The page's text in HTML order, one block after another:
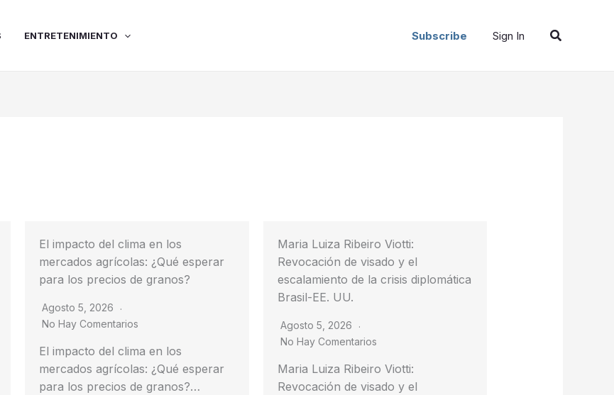
ENTRETENIMIENTO Subscribe Sign In Buscar
El impacto del clima en los
mercados agrícolas: ¿Qué esperar
para los precios de granos?
Agosto 5, 2026
No Hay Comentarios
El impacto del clima en los
mercados agrícolas: ¿Qué esperar
para los precios de granos?…
Maria Luiza Ribeiro Viotti:
Revocación de visado y el
escalamiento de la crisis diplomática
Brasil-EE. UU.
Agosto 5, 2026
No Hay Comentarios
Maria Luiza Ribeiro Viotti:
Revocación de visado y el